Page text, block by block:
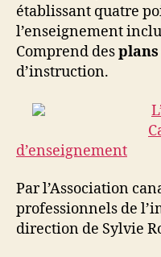
établissant quatre
l’enseignement
Comprend desplans
d’instruction.
d’enseignement
Par l’Association
professionnels de
direction de Sylvie